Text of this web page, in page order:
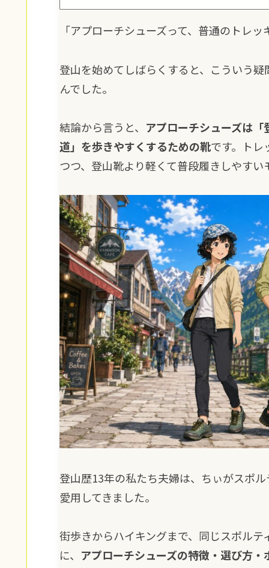
「アプローチシューズって、普通のトレ
登山を始めてしばらくすると、こういう
んでした。
結論から言うと、 アプローチシューズは
道」を歩きやすくするための靴です。トレ
つつ、登山靴より軽くて普段履きしやす
登山歴13年の私たち夫婦は、ちぃがスポ
愛用してきました。
街歩きからハイキングまで、同じスポル
に、 アプローチシューズの特徴・選び方